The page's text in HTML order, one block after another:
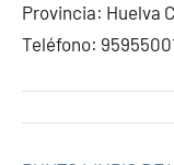
Provincia: Huelva
Teléfono: